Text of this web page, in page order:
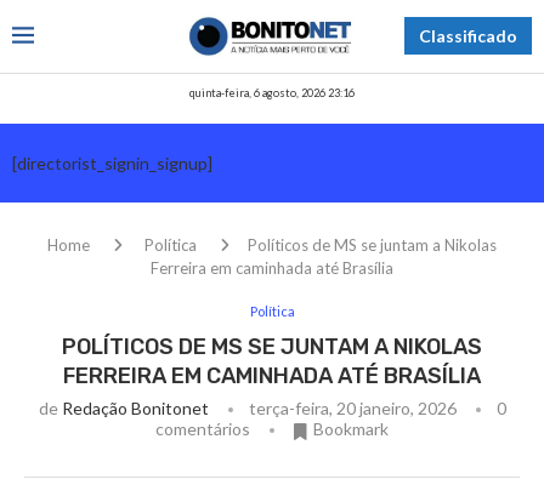
Classificado
quinta-feira, 6 agosto, 2026 23:16
[directorist_signin_signup]
Home Política
Políticos de MS se juntam a Nikolas
Ferreira em caminhada até Brasília
Política
POLÍTICOS DE MS SE JUNTAM A NIKOLAS
FERREIRA EM CAMINHADA ATÉ BRASÍLIA
de Redação Bonitonet terça-feira, 20 janeiro, 2026
0
comentários
Bookmark